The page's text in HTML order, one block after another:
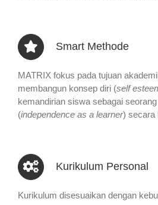
Smart Methode
MATRIX fokus pada tujuan
membangun konsep diri (self
kemandirian siswa sebagai
(independence as a learner) secara
Kurikulum Personal
Kurikulum disesuaikan dengan